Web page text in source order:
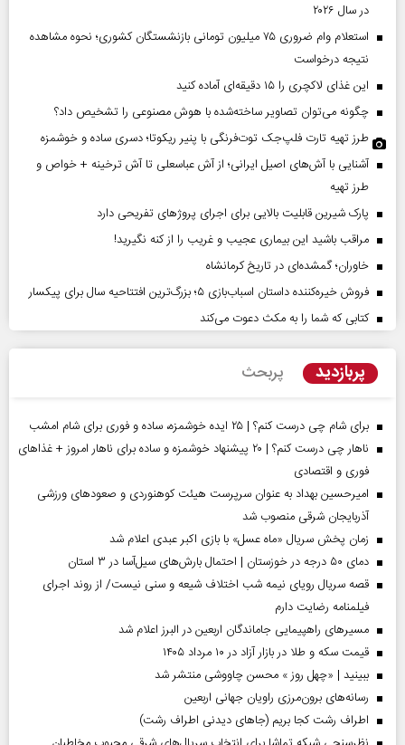
در سال ۲۰۲۶
استعلام وام ضروری ۷۵ میلیون تومانی بازنشستگان کشوری؛ نحوه مشاهده
نتیجه درخواست
این غذای لاکچری را ۱۵ دقیقه‌ای آماده کنید
چگونه می‌توان تصاویر ساخته‌شده با هوش مصنوعی را تشخیص داد؟
طرز تهیه تارت فلپ‌جک توت‌فرنگی با پنیر ریکوتا؛ دسری ساده و خوشمزه
آشنایی با آش‌های اصیل ایرانی؛ از آش عباسعلی تا آش ترخینه + خواص و
طرز تهیه
پارک شیرین قابلیت‌ بالایی برای اجرای پروژهای تفریحی دارد
مراقب باشید این بیماری عجیب و غریب را از کنه نگیرید!
خاوران؛ گمشده‌ای در تاریخ کرمانشاه
فروش خیره‌کننده داستان اسباب‌بازی ۵؛ بزرگ‌ترین افتتاحیه سال برای پیکسار
کتابی که شما را به مکث دعوت می‌کند
پربازدید پربحث
برای شام چی درست کنم؟ | ۲۵ ایده خوشمزه، ساده و فوری برای شام امشب
ناهار چی درست کنم؟ | ۲۰ پیشنهاد خوشمزه و ساده برای ناهار امروز + غذاهای
فوری و اقتصادی
امیرحسین بهداد به عنوان سرپرست هیئت کوهنوردی و صعودهای ورزشی
آذربایجان شرقی منصوب شد
زمان پخش سریال «ماه عسل» با بازی اکبر عبدی اعلام شد
دمای ۵۰ درجه در خوزستان | احتمال بارش‌های سیل‌آسا در ۳ استان
قصه سریال رویای نیمه شب اختلاف شیعه و سنی نیست/ از روند اجرای
فیلمنامه رضایت دارم
مسیر‌های راهپیمایی جاماندگان اربعین در البرز اعلام شد
قیمت سکه و طلا در بازار آزاد در ۱۰ مرداد ۱۴۰۵
ببینید | «چهل روز » محسن چاووشی منتشر شد
رسانه‌های برون‌مرزی راویان جهانی اربعین
اطراف رشت کجا بریم (جاهای دیدنی اطراف رشت)